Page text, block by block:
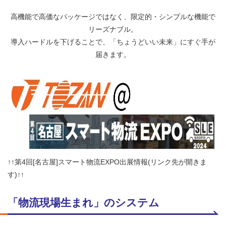
高機能で高価なパッケージではなく、限定的・シンプルな機能で
リーズナブル。
導入ハードルを下げることで、「ちょうどいい未来」にすぐ手が
届きます。
↑↑第4回[名古屋]スマート物流EXPO出展情報(リンク先が開きま
す)↑↑
「物流現場生まれ」のシステム